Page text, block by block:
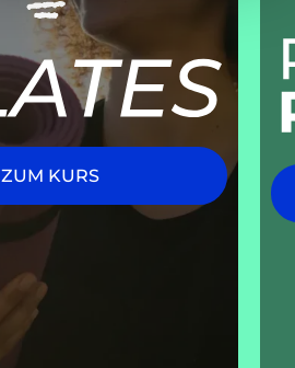
ZUM KURS